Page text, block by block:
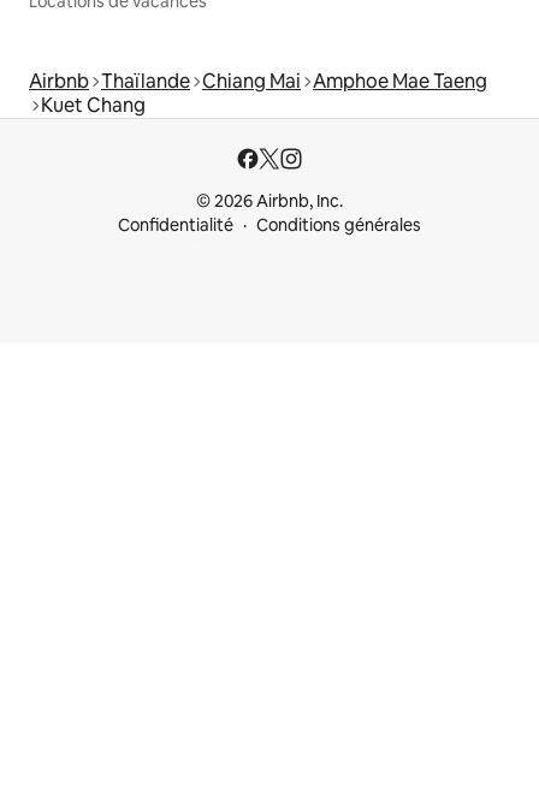
Airbnb Thaïlande Chiang Mai Amphoe Mae Taeng
Kuet Chang
© 2026 Airbnb, Inc.
Confidentialité
Conditions générales